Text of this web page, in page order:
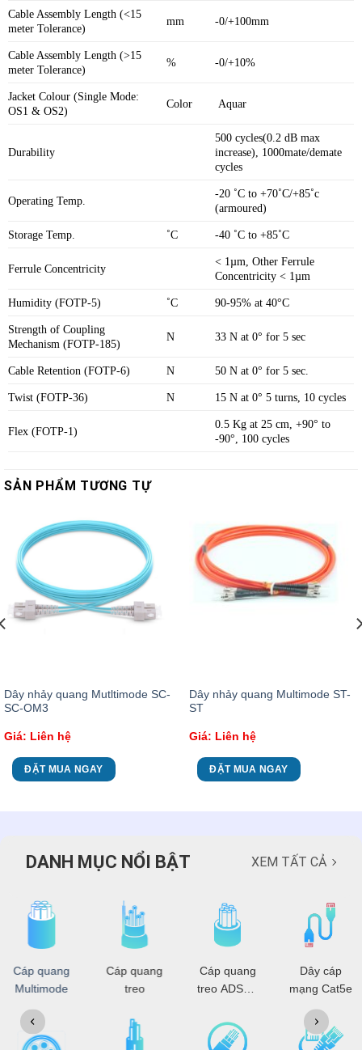
Cable Assembly Length (<15
meter Tolerance)
mm -0/+100mm
Cable Assembly Length (>15
meter Tolerance)
% -0/+10%
Jacket Colour (Single Mode:
OS1 & OS2)
Color Aquar
Durability
500 cycles(0.2 dB max
increase), 1000mate/demate
cycles
Operating Temp.
-20 ˚C to +70˚C/+85˚c
(armoured)
Storage Temp. ˚C -40 ˚C to +85˚C
Ferrule Concentricity
< 1µm, Other Ferrule
Concentricity < 1µm
Humidity (FOTP-5) ˚C 90-95% at 40°C
Strength of Coupling
Mechanism (FOTP-185)
N 33 N at 0° for 5 sec
Cable Retention (FOTP-6) N 50 N at 0° for 5 sec.
Twist (FOTP-36) N 15 N at 0° 5 turns, 10 cycles
Flex (FOTP-1)
0.5 Kg at 25 cm, +90° to
-90°, 100 cycles
SẢN PHẨM TƯƠNG TỰ
Dây nhảy quang Mutltimode SC-
SC-OM3
Giá: Liên hệ
ĐẶT MUA NGAY
Dây nhảy quang Multimode ST-
ST
Giá: Liên hệ
ĐẶT MUA NGAY
DANH MỤC NỔI BẬT XEM TẤT CẢ
Cáp quang
Multimode
Cáp quang
treo
Cáp quang
treo ADSS -
Dây cáp
mạng Cat5e